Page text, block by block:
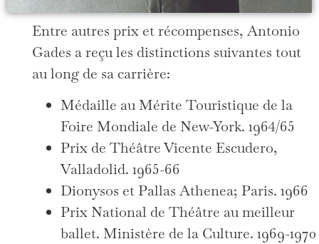
Entre autres prix et récompenses, Antonio
Gades a reçu les distinctions suivantes tout
au long de sa carrière:
Médaille au Mérite Touristique de la
Foire Mondiale de New-York. 1964/65
Prix de Théâtre Vicente Escudero,
Valladolid. 1965-66
Dionysos et Pallas Athenea; Paris. 1966
Prix National de Théâtre au meilleur
ballet. Ministère de la Culture. 1969-1970